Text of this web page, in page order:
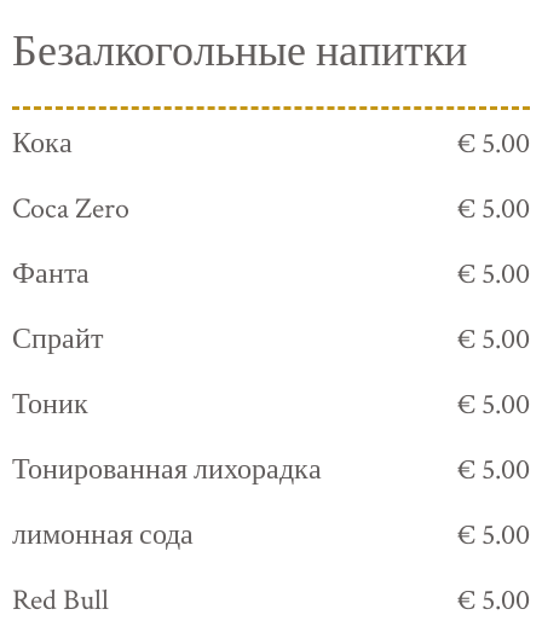
Безалкогольные напитки
Кока
€ 5.00
Coca Zero
€ 5.00
Фанта
€ 5.00
Спрайт
€ 5.00
Тоник
€ 5.00
Тонированная лихорадка
€ 5.00
лимонная сода
€ 5.00
Red Bull
€ 5.00